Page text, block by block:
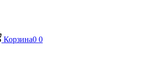
Корзина0 0